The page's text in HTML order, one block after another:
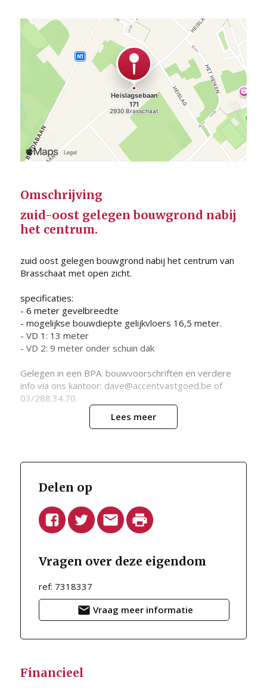
Omschrijving
zuid-oost gelegen bouwgrond nabij
het centrum.
zuid oost gelegen bouwgrond nabij het centrum van
Brasschaat met open zicht.
specificaties:
- 6 meter gevelbreedte
- mogelijkse bouwdiepte gelijkvloers 16,5 meter.
- VD 1: 13 meter
- VD 2: 9 meter onder schuin dak
Gelegen in een BPA. bouwvoorschriften en verdere
info via ons kantoor: dave@accentvastgoed.be of
03/288.34.70.
Lees meer
Delen op
Vragen over deze eigendom
ref: 7318337
Vraag meer informatie
Financieel